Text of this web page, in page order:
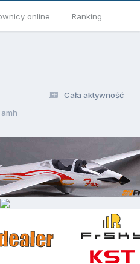
online Ranking
Cała aktywność